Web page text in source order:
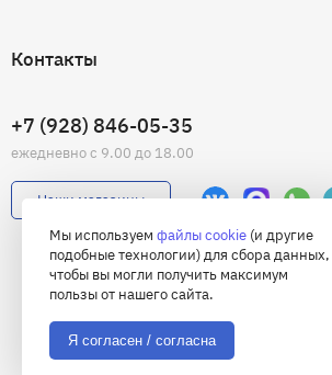
Контакты
+7 (928) 846-05-35
ежедневно с 9.00 до 18.00
Наши магазины
Мы используем файлы cookie (и другие
подобные технологии) для сбора данных,
чтобы вы могли получить максимум
пользы от нашего сайта.
Я согласен / согласна